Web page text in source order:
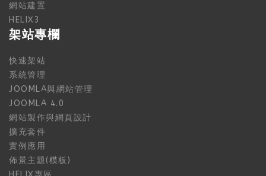
網站建置
HELIX3
架站專欄
快速架站
系統管理
JOOMLA與網站管理
JOOMLA 4.0
網站製作與網頁設計
擴充套件
實例應用
佈景主題(模板)